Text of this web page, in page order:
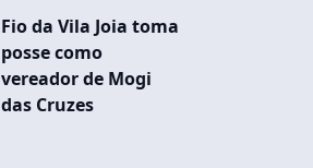
Fio da Vila Joia toma
posse como
vereador de Mogi
das Cruzes